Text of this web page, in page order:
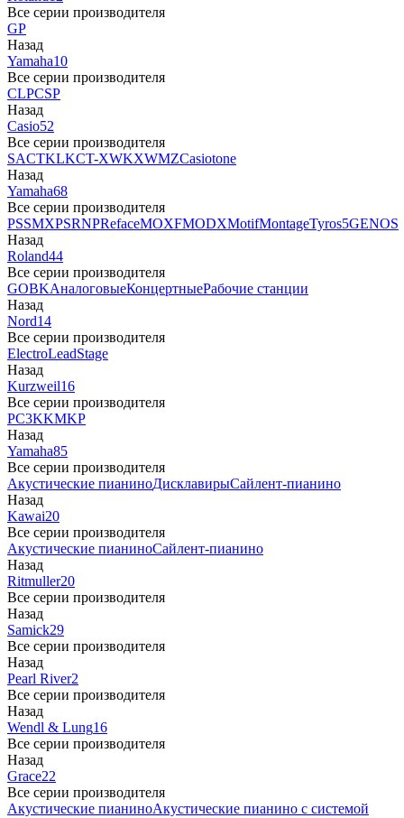
Все серии производителя
GP
Назад
Yamaha10
Все серии производителя
CLPCSP
Назад
Casio52
Все серии производителя
SACTKLKCT-XWKXWMZCasiotone
Назад
Yamaha68
Все серии производителя
PSSMXPSRNPRefaceMOXFMODXMotifMontageTyros5GENOS
Назад
Roland44
Все серии производителя
GOBKАналоговыеКонцертныеРабочие станции
Назад
Nord14
Все серии производителя
ElectroLeadStage
Назад
Kurzweil16
Все серии производителя
PC3KKMKP
Назад
Yamaha85
Все серии производителя
Акустические пианиноДисклавирыСайлент-пианино
Назад
Kawai20
Все серии производителя
Акустические пианиноСайлент-пианино
Назад
Ritmuller20
Все серии производителя
Назад
Samick29
Все серии производителя
Назад
Pearl River2
Все серии производителя
Назад
Wendl & Lung16
Все серии производителя
Назад
Grace22
Все серии производителя
Акустические пианиноАкустические пианино с системой